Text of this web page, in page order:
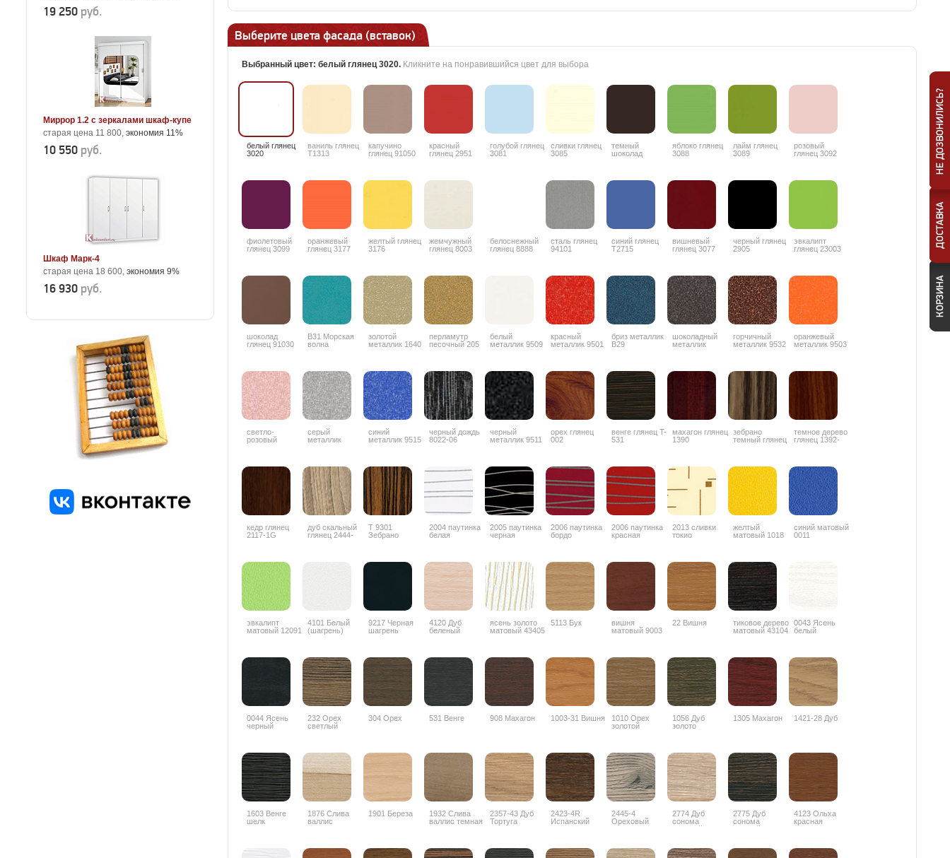
19 250 руб.
Миррор 1.2 с зеркалами шкаф-купе
старая цена 11 800, экономия 11%
10 550 руб.
Шкаф Марк-4
старая цена 18 600, экономия 9%
16 930 руб.
Выберите цвета фасада (вставок)
Выбранный цвет: белый глянец 3020. Кликните на понравившийся цвет для выбора
белый глянец
3020
ваниль глянец
T1313
капучино
глянец 91050
красный
глянец 2951
голубой глянец
3081
сливки глянец
3085
темный
шоколад
яблоко глянец
3088
лайм глянец
3089
розовый
глянец 3092
фиолетовый
глянец 3099
оранжевый
глянец 3177
желтый глянец
3176
жемчужный
глянец 8003
белоснежный
глянец 8888
сталь глянец
94101
синий глянец
T2715
вишневый
глянец 3077
черный глянец
2905
эвкалипт
глянец 23003
шоколад
глянец 91030
В31 Морская
волна
золотой
металлик 1640
перламутр
песочный 205
белый
металлик 9509
красный
металлик 9501
бриз металлик
B29
шоколадный
металлик
горчичный
металлик 9532
оранжевый
металлик 9503
светло-
розовый
серый
металлик
синий
металлик 9515
черный дождь
8022-06
черный
металлик 9511
орех глянец
002
венге глянец T-
531
махагон глянец
1390
зебрано
темный глянец
темное дерево
глянец 1392-
кедр глянец
2117-1G
дуб скальный
глянец 2444-
Т 9301
Зебрано
2004 паутинка
белая
2005 паутинка
черная
2006 паутинка
бордо
2006 паутинка
красная
2013 сливки
токио
желтый
матовый 1018
синий матовый
0011
эвкалипт
матовый 12091
4101 Белый
(шагрень)
9217 Черная
шагрень
4120 Дуб
беленый
ясень золото
матовый 43405
5113 Бук
вишня
матовый 9003
22 Вишня
тиковое дерево
матовый 43104
0043 Ясень
белый
0044 Ясень
черный
232 Орех
светлый
304 Орех 531 Венге 908 Махагон 1003-31 Вишня
1010 Орех
золотой
1056 Дуб
золото
1305 Махагон 1421-28 Дуб
1603 Венге
шелк
1876 Слива
валлис
1901 Береза
1932 Слива
валлис темная
2357-43 Дуб
Тортуга
2423-4R
Испанский
2445-4
Ореховый
2774 Дуб
сонома
светлый
2775 Дуб
сонома
темный
4123 Ольха
красная